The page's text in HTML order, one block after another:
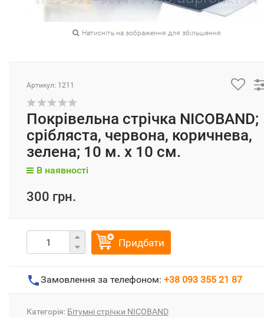
Натисніть на зображення для збільшення
Артикул: 1211
Покрівельна стрічка NICOBAND;
срібляста, червона, коричнева,
зелена; 10 м. х 10 см.
В наявності
300 грн.
Придбати
Замовлення за телефоном: +38 093 355 21 87
Категорія: Бітумні стрічки NICOBAND